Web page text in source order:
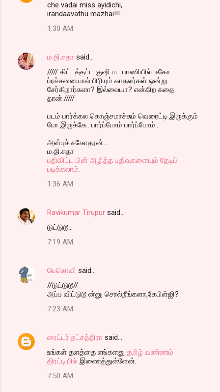
che vadai miss ayidichi,
irandaavathu mazhai!!!
1:30 AM
ம.தி.சுதா said…
///// கிட்டத்தட்ட குஷி பட பாணியில் ஈகோ
ப்ரச்சனையால் பிரியும் காதலர்கள் ஒன்று
சேர்கிறார்களா? இல்லையா? என்கிற கதை
தான்./////
படம் பார்க்கல கொஞ்சமாச்சும் வெரைட்டி இருக்கும்
போ இருக்கே.. பார்ப்போம் பார்ப்போம்...
அன்புச் சகோதரன்...
ம.தி.சுதா
பதிவிட்ட பின் அழித்த பதிவுகளையும் தேடிப்
படிக்கலாம்.
1:36 AM
Ravikumar Tirupur said…
டுட்டுடூ...
7:19 AM
பெசொவி said…
//டுட்டுடூ//
அப்ப விட்டுடூ ன்னு சொல்றீங்களா,கேபிள்ஜி?
7:23 AM
ரைட்டர் நட்சத்திரா said…
உங்கள் தளத்தை எங்களது தமிழ் வண்ணம்
திரட்டியில் இணைத்துள்ளேன்.
7:50 AM